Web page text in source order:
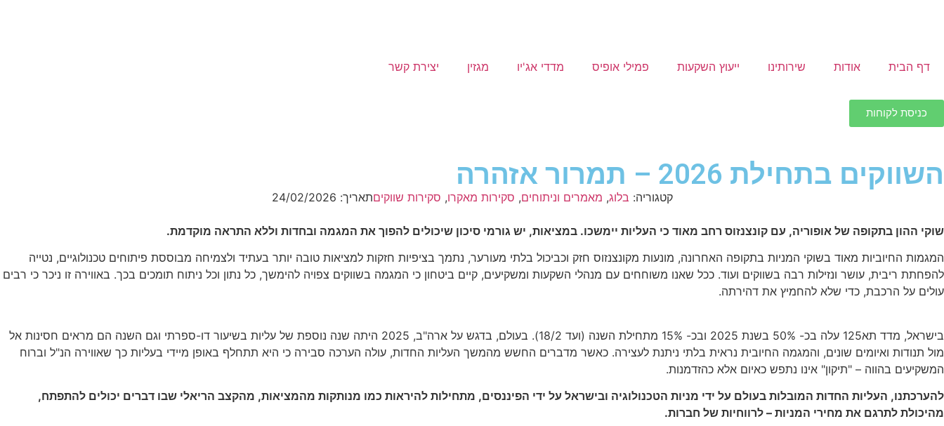
דף הבית אודות שירותינו ייעוץ השקעות פמילי אופיס מדדי אג'יו מגזין יצירת קשר
כניסת לקוחות
השווקים בתחילת 2026 – תמרור אזהרה
קטגוריה: בלוג, מאמרים וניתוחים, סקירות מאקרו, סקירות שווקיםתאריך: 24/02/2026
שוקי ההון בתקופה של אופוריה, עם קונצנזוס רחב מאוד כי העליות יימשכו. במציאות, יש גורמי סיכון שיכולים להפוך את המגמה ובחדות וללא התראה מוקדמת.
המגמות החיוביות מאוד בשוקי המניות בתקופה האחרונה, מונעות מקונצנזוס חזק וכביכול בלתי מעורער, נתמך בציפיות חזקות למציאות טובה יותר בעתיד ולצמיחה מבוססת פיתוחים טכנולוגיים, נטייה
להפחתת ריבית, עושר ונזילות רבה בשווקים ועוד. ככל שאנו משוחחים עם מנהלי השקעות ומשקיעים, קיים ביטחון כי המגמה בשווקים צפויה להימשך, כל נתון וכל ניתוח תומכים בכך. באווירה זו ניכר כי רבים
עולים על הרכבת, כדי שלא להחמיץ את דהירתה.
בישראל, מדד תא125 עלה בכ- 50% בשנת 2025 ובכ- 15% מתחילת השנה (ועד 18/2). בעולם, בדגש על ארה"ב, 2025 היתה שנה נוספת של עליות בשיעור דו-ספרתי וגם השנה הם מראים חסינות אל
מול תנודות ואיומים שונים, והמגמה החיובית נראית בלתי ניתנת לעצירה. כאשר מדברים החשש מהמשך העליות החדות, עולה הערכה סבירה כי היא תתחלף באופן מיידי בעליות כך שאווירה הנ"ל וברוח
המשקיעים בהווה – "תיקון" אינו נתפש כאיום אלא כהזדמנות.
להערכתנו, העליות החדות המובלות בעולם על ידי מניות הטכנולוגיה ובישראל על ידי הפיננסים, מתחילות להיראות כמו מנותקות מהמציאות, מהקצב הריאלי שבו דברים יכולים להתפתח,
מהיכולת לתרגם את מחירי המניות – לרווחיות של חברות.